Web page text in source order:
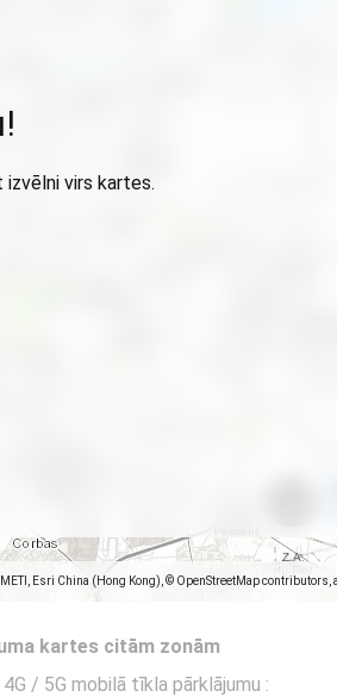
Esri China (Hong Kong), © OpenStreetMap
virs kartes.
kartes citām zonām
/ 5G mobilā tīkla pārklājumu :